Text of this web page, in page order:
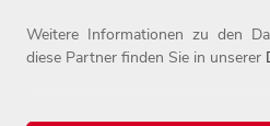
Weitere Informationen zu den
diese Partner finden Sie in unserer